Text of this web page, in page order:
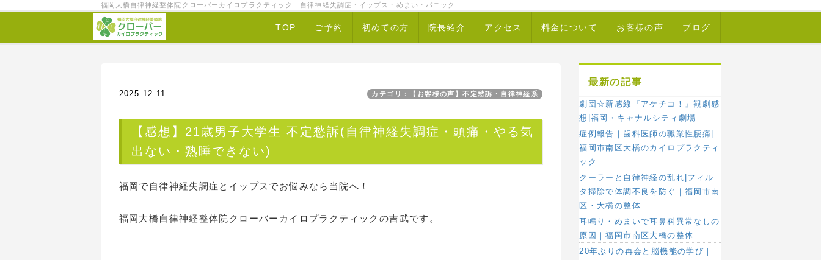
福岡大橋自律神経整体院クローバーカイロプラクティック｜自律神経失調症・イップス・めまい・パニック
TOP ご予約 初めての方 院長紹介 アクセス 料金について お客様の声 ブログ
2025.12.11 カテゴリ：【お客様の声】不定愁訴・自律神経系
【感想】21歳男子大学生 不定愁訴(自律神経失調症・頭痛・やる気
出ない・熟睡できない)
福岡で自律神経失調症とイップスでお悩みなら当院へ！
福岡大橋自律神経整体院クローバーカイロプラクティックの吉武です。
最新の記事
劇団☆新感線『アケチコ！』観劇感
想|福岡・キャナルシティ劇場
症例報告｜歯科医師の職業性腰痛|
福岡市南区大橋のカイロプラクティ
ック
クーラーと自律神経の乱れ|フィル
タ掃除で体調不良を防ぐ｜福岡市南
区・大橋の整体
耳鳴り・めまいで耳鼻科異常なしの
原因｜福岡市南区大橋の整体
20年ぶりの再会と脳機能の学び｜